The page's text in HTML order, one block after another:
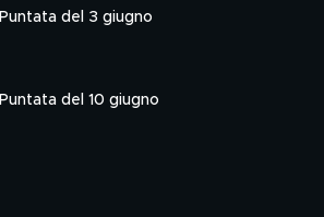
Puntata del 3 giugno
Puntata del 10 giugno